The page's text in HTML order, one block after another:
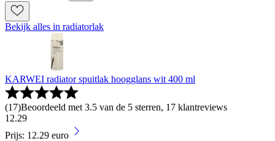
Bekijk alles in radiatorlak
KARWEI radiator spuitlak hoogglans wit 400 ml
(17)Beoordeeld met 3.5 van de 5 sterren, 17 klantreviews
12.29
Prijs: 12.29 euro